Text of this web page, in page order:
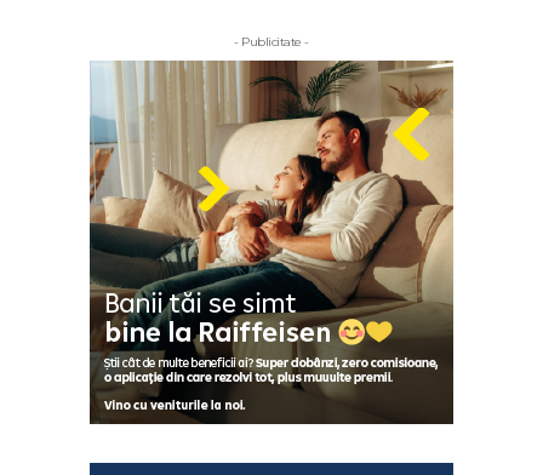
- Publicitate -